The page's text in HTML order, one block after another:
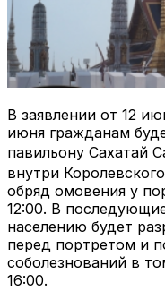
В заявлении от 12
июня гражданам
павильону Сахатай
внутри
обряд омовения у
12:00. В
населению будет
перед портретом и
соболезнований в
16:00.